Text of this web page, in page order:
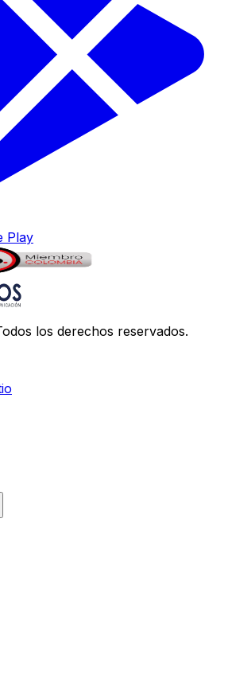
Play
los derechos reservados.